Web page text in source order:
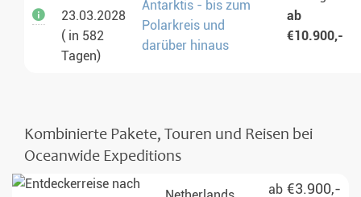
23.03.2028
( in 582
Tagen)
Antarktis - bis zum
Polarkreis und
darüber hinaus
ab
€10.900,-
Kombinierte Pakete, Touren und Reisen bei
Oceanwide Expeditions
ab €3.900,-